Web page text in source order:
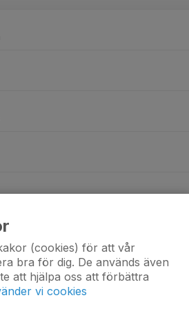
(cookies) för att vår
bra för dig. De används även
att hjälpa oss att förbättra
vi cookies